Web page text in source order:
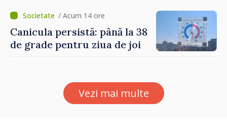
/ Acum 14 ore
Canicula persistă: până la 38
de grade pentru ziua de joi
Vezi mai multe